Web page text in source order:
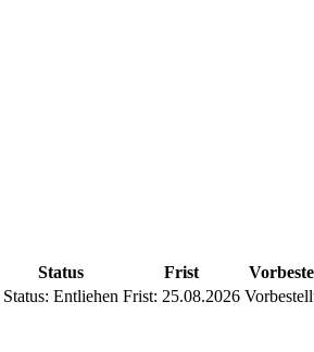
Status Frist
Status: Entliehen Frist: 25.08.2026